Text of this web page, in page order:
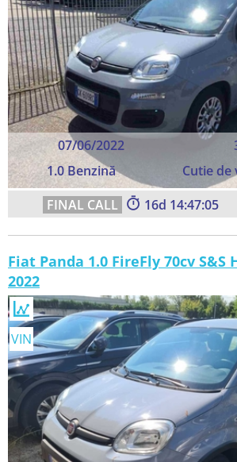
07/06/2022
1.0 Benzină
Cutie de
16 14:47:05
Fiat Panda 1.0 FireFly 70cv S&S
2022
VIN